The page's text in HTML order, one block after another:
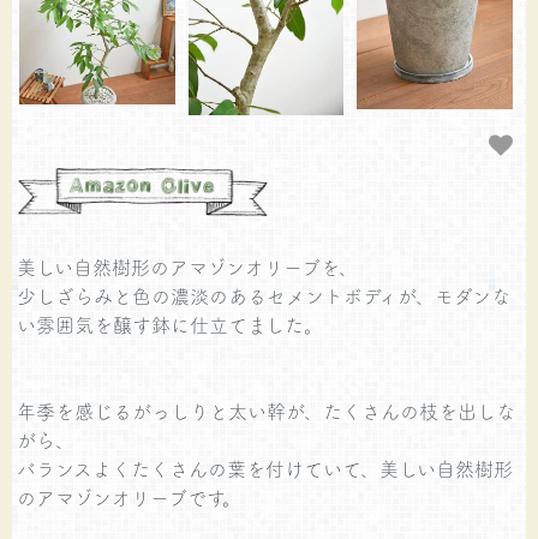
美しい自然樹形のアマゾンオリーブを、
少しざらみと色の濃淡のあるセメントボディが、モダンな
い雰囲気を醸す鉢に仕立てました。
年季を感じるがっしりと太い幹が、たくさんの枝を出しな
がら、
バランスよくたくさんの葉を付けていて、美しい自然樹形
のアマゾンオリーブです。